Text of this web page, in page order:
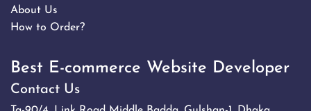
About Us
How to Order?
Best E-commerce Website Developer
Contact Us